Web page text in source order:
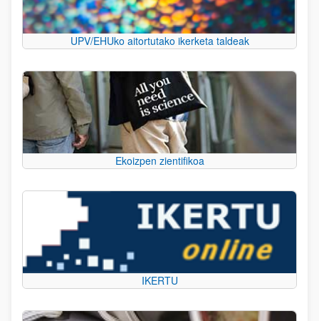
UPV/EHUko aitortutako ikerketa taldeak
Ekoizpen zientifikoa
IKERTU